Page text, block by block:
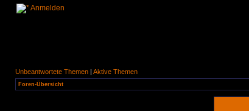
Anmelden
Unbeantwortete Themen | Aktive Themen
Foren-Übersicht